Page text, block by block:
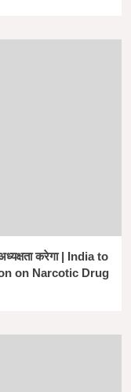
करेगा | India to
on Narcotic Drug